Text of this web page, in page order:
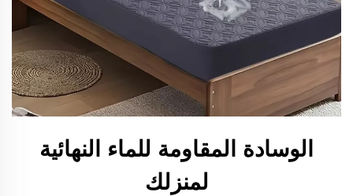
الوسادة المقاومة للماء النهائية
لمنزلك